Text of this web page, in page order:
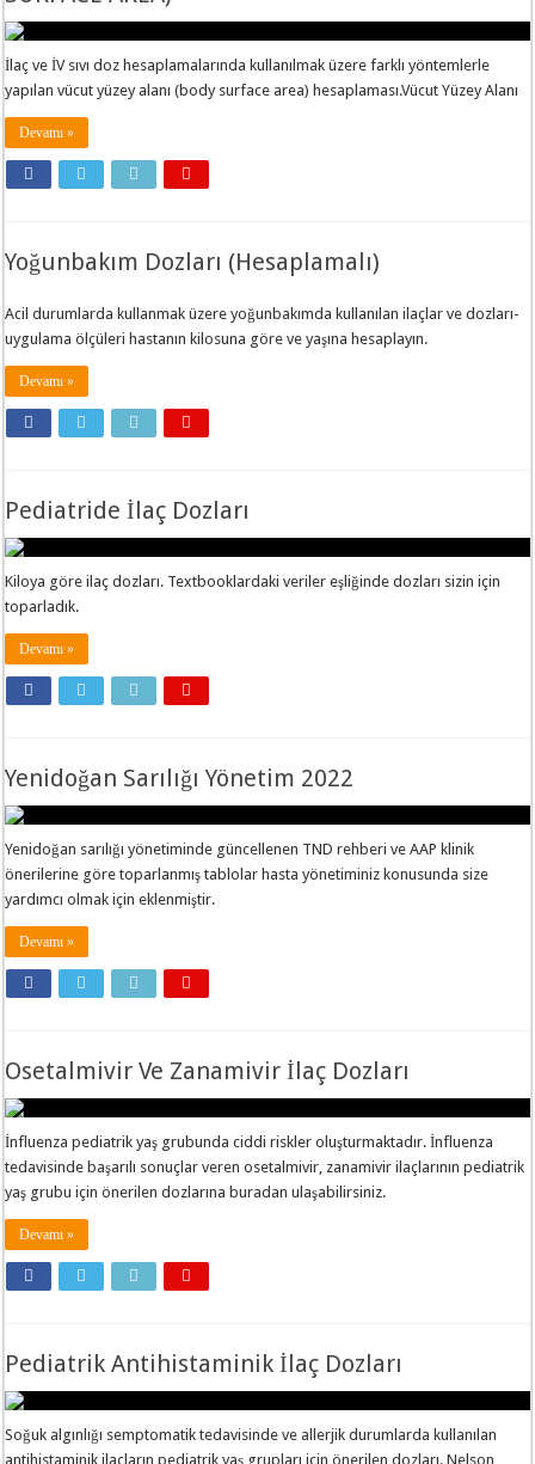
İlaç ve İV sıvı doz hesaplamalarında kullanılmak üzere farklı yöntemlerle
yapılan vücut yüzey alanı (body surface area) hesaplaması.Vücut Yüzey Alanı
Devamı »
Yoğunbakım Dozları (Hesaplamalı)
Acil durumlarda kullanmak üzere yoğunbakımda kullanılan ilaçlar ve dozları-
uygulama ölçüleri hastanın kilosuna göre ve yaşına hesaplayın.
Devamı »
Pediatride İlaç Dozları
Kiloya göre ilaç dozları. Textbooklardaki veriler eşliğinde dozları sizin için
toparladık.
Devamı »
Yenidoğan Sarılığı Yönetim 2022
Yenidoğan sarılığı yönetiminde güncellenen TND rehberi ve AAP klinik
önerilerine göre toparlanmış tablolar hasta yönetiminiz konusunda size
yardımcı olmak için eklenmiştir.
Devamı »
Osetalmivir Ve Zanamivir İlaç Dozları
İnfluenza pediatrik yaş grubunda ciddi riskler oluşturmaktadır. İnfluenza
tedavisinde başarılı sonuçlar veren osetalmivir, zanamivir ilaçlarının pediatrik
yaş grubu için önerilen dozlarına buradan ulaşabilirsiniz.
Devamı »
Pediatrik Antihistaminik İlaç Dozları
Soğuk algınlığı semptomatik tedavisinde ve allerjik durumlarda kullanılan
antihistaminik ilaçların pediatrik yaş grupları için önerilen dozları. Nelson